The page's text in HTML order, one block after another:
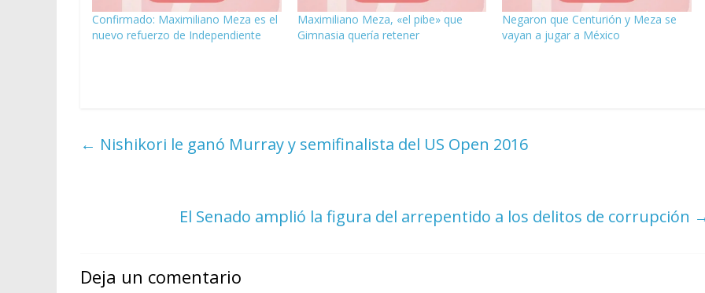
Confirmado: Maximiliano Meza es el
nuevo refuerzo de Independiente
Maximiliano Meza, «el pibe» que
Gimnasia quería retener
Negaron que Centurión y Meza se
vayan a jugar a México
← Nishikori le ganó Murray y semifinalista del US Open 2016
El Senado amplió la figura del arrepentido a los delitos de corrupción
Deja un comentario